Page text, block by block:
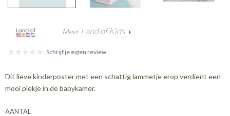
Meer Land of Kids
Schrijf je eigen review
Dit lieve kinderposter met een schattig lammetje erop verdient een
mooi plekje in de babykamer.
AANTAL